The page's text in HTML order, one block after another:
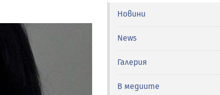
Новини
News
Галерия
В медиите